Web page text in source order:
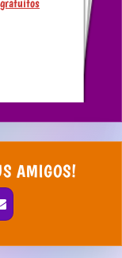
AMIGOS!